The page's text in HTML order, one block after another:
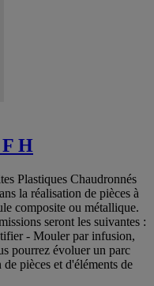
H
Plastiques Chaudronnés
la réalisation de pièces à
composite ou métallique.
seront les suivantes :
- Mouler par infusion,
pourrez évoluer un parc
pièces et d'éléments de